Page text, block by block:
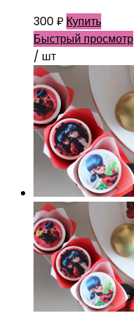
300₽ Купить
Быстрый просмотр
/ шт